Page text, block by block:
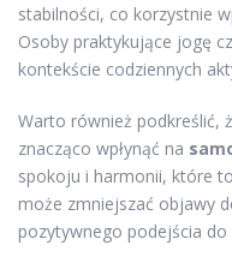
stabilności, co korzystnie
Osoby praktykujące jogę
kontekście codziennych
Warto również podkreślić,
znacząco wpłynąć na
spokoju i harmonii, które
może zmniejszać objawy
pozytywnego podejścia